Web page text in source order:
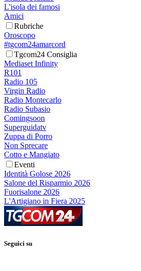
L'isola dei famosi
Amici
Rubriche
Oroscopo
#tgcom24amarcord
Tgcom24 Consiglia
Mediaset Infinity
R101
Radio 105
Virgin Radio
Radio Montecarlo
Radio Subasio
Comingsoon
Superguidatv
Zuppa di Porro
Non Sprecare
Cotto e Mangiato
Eventi
Identità Golose 2026
Salone del Risparmio 2026
Fuorisalone 2026
L'Artigiano in Fiera 2025
Seguici su